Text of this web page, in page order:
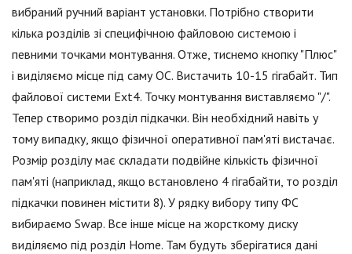
вибраний ручний варіант установки. Потрібно створити
кілька розділів зі специфічною файловою системою і
певними точками монтування. Отже, тиснемо кнопку "Плюс"
і виділяємо місце під саму ОС. Вистачить 10-15 гігабайт. Тип
файлової системи Ext4. Точку монтування виставляємо "/".
Тепер створимо розділ підкачки. Він необхідний навіть у
тому випадку, якщо фізичної оперативної пам'яті вистачає.
Розмір розділу має складати подвійне кількість фізичної
пам'яті (наприклад, якщо встановлено 4 гігабайти, то розділ
підкачки повинен містити 8). У рядку вибору типу ФС
вибираємо Swap. Все інше місце на жорсткому диску
виділяємо під розділ Home. Там будуть зберігатися дані